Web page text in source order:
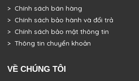
> Chính sách bán hàng
> Chính sách bảo hành và đổi trả
> Chính sách bảo mật thông tin
> Thông tin chuyển khoản
VỀ CHÚNG TÔI